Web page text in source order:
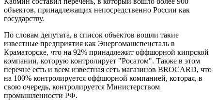
объектов, принадлежащих непосредственно России как
государству.
По словам депутата, в список объектов вошли такие
известные предприятия как Энергомашспецсталь в
Краматорске, что на 92% принадлежит оффшорной кипрской
компании, которую контролирует "Росатом". Также в этом
перечне есть и всем известная сеть магазинов BROCARD, что
на 100% контролируется оффшорной компанией, которая, в
свою очередь, контролируется Министерством
промышленности РФ.